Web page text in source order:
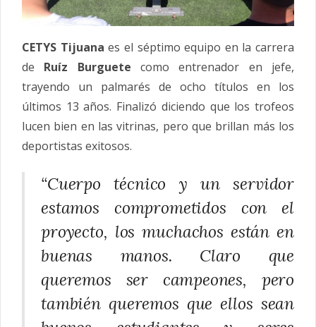
CETYS Tijuana es el séptimo equipo en la carrera
de Ruíz Burguete como entrenador en jefe,
trayendo un palmarés de ocho títulos en los
últimos 13 años. Finalizó diciendo que los trofeos
lucen bien en las vitrinas, pero que brillan más los
deportistas exitosos.
“Cuerpo técnico y un servidor
estamos comprometidos con el
proyecto, los muchachos están en
buenas manos. Claro que
queremos ser campeones, pero
también queremos que ellos sean